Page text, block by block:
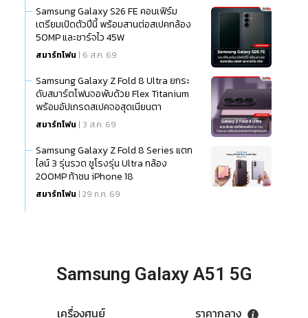
Samsung Galaxy S26 FE คอนเฟิร์ม
เตรียมเปิดตัวปีนี้ พร้อมสานต่อสเปคกล้อง
50MP และชาร์จไว 45W
สมาร์ทโฟน | 6 ส.ค. 69
Samsung Galaxy Z Fold 8 Ultra ยกระ
ดับสมาร์ตโฟนจอพับด้วย Flex Titanium
พร้อมอัปเกรดสเปคจอสุดเนียนตา
สมาร์ทโฟน | 3 ส.ค. 69
Samsung Galaxy Z Fold 8 Series แตก
ไลน์ 3 รุ่นรวด ชูโรงรุ่น Ultra กล้อง
200MP ท้าชน iPhone 18
สมาร์ทโฟน | 29 ก.ค. 69
Samsung Galaxy A51 5G
เครื่องศูนย์ ราคากลาง